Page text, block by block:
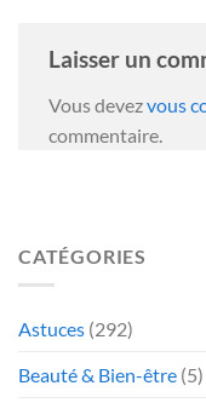
Laisser un
Vous devezvous
commentaire.
CATÉGORIES
Astuces (292)
Beauté & Bien-être (5)